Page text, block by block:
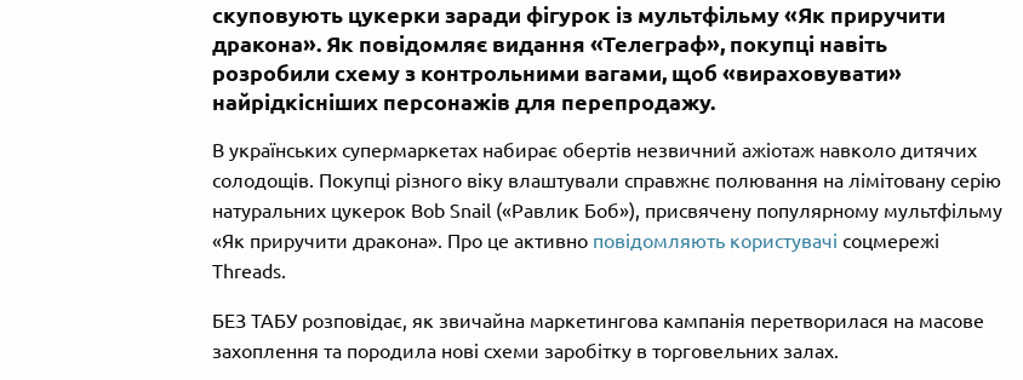
скуповують цукерки заради фігурок із мультфільму «Як приручити
дракона». Як повідомляє видання «Телеграф», покупці навіть
розробили схему з контрольними вагами, щоб «вираховувати»
найрідкісніших персонажів для перепродажу.
В українських супермаркетах набирає обертів незвичний ажіотаж навколо дитячих
солодощів. Покупці різного віку влаштували справжнє полювання на лімітовану серію
натуральних цукерок Bob Snail («Равлик Боб»), присвячену популярному мультфільму
«Як приручити дракона». Про це активно повідомляють користувачі соцмережі
Threads.
БЕЗ ТАБУ розповідає, як звичайна маркетингова кампанія перетворилася на масове
захоплення та породила нові схеми заробітку в торговельних залах.